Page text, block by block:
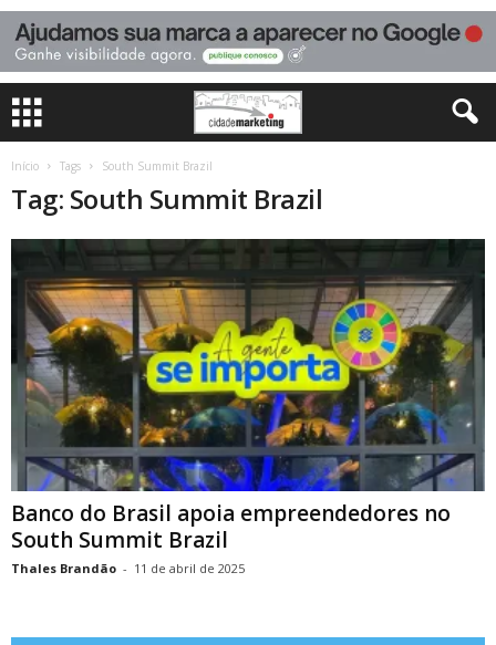
Início Tags South Summit Brazil
Tag: South Summit Brazil
Banco do Brasil apoia empreendedores no
South Summit Brazil
Thales Brandão - 11 de abril de 2025